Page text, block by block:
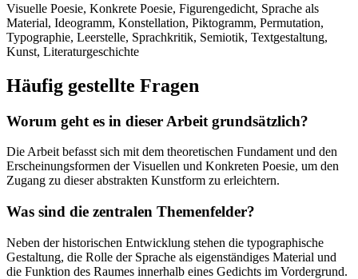
Visuelle Poesie, Konkrete Poesie, Figurengedicht, Sprache als
Material, Ideogramm, Konstellation, Piktogramm, Permutation,
Typographie, Leerstelle, Sprachkritik, Semiotik, Textgestaltung,
Kunst, Literaturgeschichte
Häufig gestellte Fragen
Worum geht es in dieser Arbeit grundsätzlich?
Die Arbeit befasst sich mit dem theoretischen Fundament und den
Erscheinungsformen der Visuellen und Konkreten Poesie, um den
Zugang zu dieser abstrakten Kunstform zu erleichtern.
Was sind die zentralen Themenfelder?
Neben der historischen Entwicklung stehen die typographische
Gestaltung, die Rolle der Sprache als eigenständiges Material und
die Funktion des Raumes innerhalb eines Gedichts im Vordergrund.